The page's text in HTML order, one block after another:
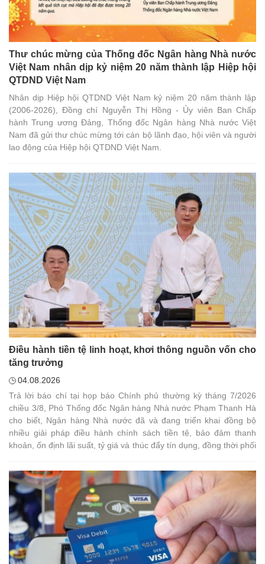
Thư chúc mừng của Thống đốc Ngân hàng Nhà nước
Việt Nam nhân dịp kỷ niệm 20 năm thành lập Hiệp hội
QTDND Việt Nam
Nhân dịp Hiệp hội QTDND Việt Nam kỷ niệm 20 năm thành lập
(2006-2026), Đồng chí Nguyễn Thị Hồng - Ủy viên Ban Chấp
hành Trung ương Đảng, Thống đốc Ngân hàng Nhà nước Việt
Nam đã gửi thư chúc mừng tới cán bộ lãnh đạo, hội viên và người
lao động của Hiệp hội QTDND Việt Nam.
Điều hành tiền tệ linh hoạt, khơi thông nguồn vốn cho
tăng trưởng
04.08.2026
Trả lời báo chí tại họp báo Chính phủ thường kỳ tháng 7/2026
chiều 3/8, Phó Thống đốc Ngân hàng Nhà nước Phạm Thanh Hà
cho biết, Ngân hàng Nhà nước đã và đang triển khai đồng bộ
nhiều giải pháp điều hành chính sách tiền tệ, bảo đảm thanh
khoản, ổn định lãi suất, tỷ giá và thúc đẩy tín dụng, đồng thời phối
kinh tế.